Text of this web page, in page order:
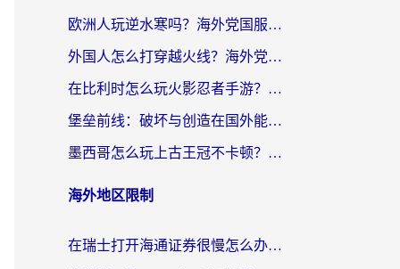
欧洲人玩逆水寒吗？海外党国服游戏畅玩终极指南（附低延迟秘籍）
外国人怎么打穿越火线？海外党国服游戏加速器终极攻略（附3大热门游戏解决方案）
在比利时怎么玩火影忍者手游？海外党亲测有效的国服游戏加速指南
堡垒前线：破坏与创造在国外能玩国服吗？海外玩家国服畅玩终极指南
墨西哥怎么玩上古王冠不卡顿？海外党国服游戏加速器选择全攻略
海外地区限制
在瑞士打开海通证券很慢怎么办？留学生&海外华人的回国加速全攻略